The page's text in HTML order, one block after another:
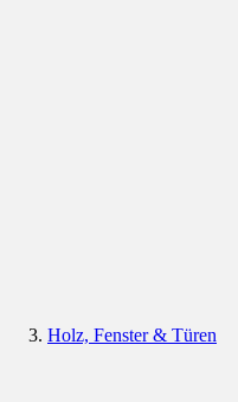
Holz, Fenster & Türen